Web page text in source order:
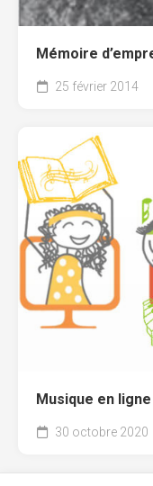
Mémoire
25 février 2014
Musique en
30 octobre 2020